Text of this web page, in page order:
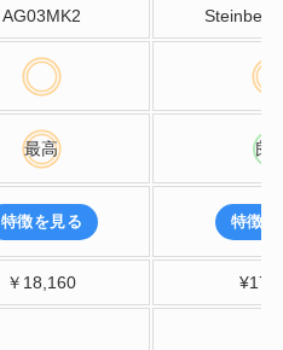
AG03MK2 Steinberg
最高 良
特徴を見る 特徴を
￥18,160